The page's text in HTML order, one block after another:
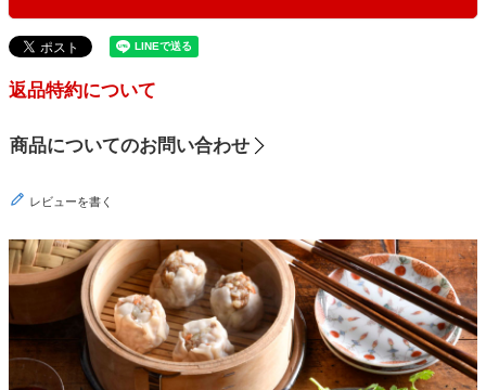
返品特約について
商品についてのお問い合わせ
レビューを書く